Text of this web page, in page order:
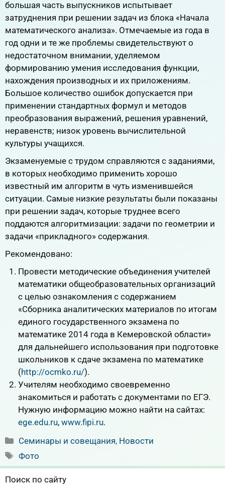
большая часть выпускников испытывает
затруднения при решении задач из блока «Начала
математического анализа». Отмечаемые из года в
год одни и те же проблемы свидетельствуют о
недостаточном внимании, уделяемом
формированию умения исследования функции,
нахождения производных и их приложениям.
Большое количество ошибок допускается при
применении стандартных формул и методов
преобразования выражений, решения уравнений,
неравенств; низок уровень вычислительной
культуры учащихся.
Экзаменуемые с трудом справляются с заданиями,
в которых необходимо применить хорошо
известный им алгоритм в чуть изменившейся
ситуации. Самые низкие результаты были показаны
при решении задач, которые труднее всего
поддаются алгоритмизации: задачи по геометрии и
задачи «прикладного» содержания.
Рекомендовано:
Провести методические объединения учителей
математики общеобразовательных организаций
с целью ознакомления с содержанием
«Сборника аналитических материалов по итогам
единого государственного экзамена по
математике 2014 года в Кемеровской области»
для дальнейшего использования при подготовке
школьников к сдаче экзамена по математике
(http://ocmko.ru/).
Учителям необходимо своевременно
знакомиться и работать с документами по ЕГЭ.
Нужную информацию можно найти на сайтах:
ege.edu.ru, www.fipi.ru.
Рубрики
Семинары и совещания, Новости
Метки
Фото
Поиск по сайту